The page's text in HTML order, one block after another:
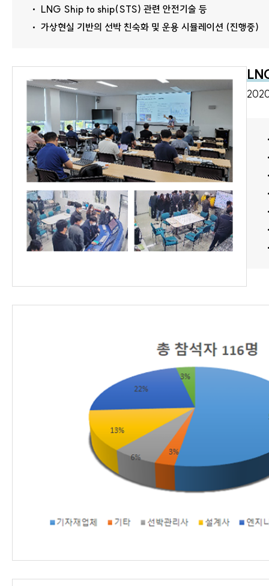
LNG Ship to ship(STS) 관련 안전기술 등
가상현실 기반의 선박 친숙화 및 운용 시뮬레이션 (진행중)